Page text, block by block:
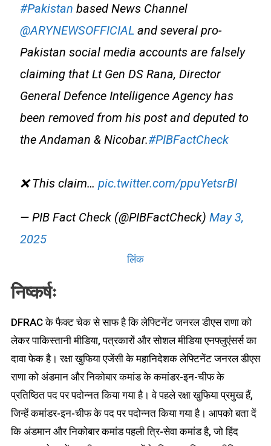
#Pakistan based News Channel
@ARYNEWSOFFICIAL and several pro-
Pakistan social media accounts are falsely
claiming that Lt Gen DS Rana, Director
General Defence Intelligence Agency has
been removed from his post and deputed to
the Andaman & Nicobar.#PIBFactCheck
❌ This claim… pic.twitter.com/ppuYetsrBI
— PIB Fact Check (@PIBFactCheck) May 3,
2025
लिंक
निष्कर्षः
DFRAC के फैक्ट चेक से साफ है कि लेफ्टिनेंट जनरल डीएस राणा को
लेकर पाकिस्तानी मीडिया, पत्रकारों और सोशल मीडिया एनफ्लुएंसर्स का
दावा फेक है। रक्षा खुफिया एजेंसी के महानिदेशक लेफ्टिनेंट जनरल डीएस
राणा को अंडमान और निकोबार कमांड के कमांडर-इन-चीफ के
प्रतिष्ठित पद पर पदोन्नत किया गया है। वे पहले रक्षा खुफिया प्रमुख हैं,
जिन्हें कमांडर-इन-चीफ के पद पर पदोन्नत किया गया है। आपको बता दें
कि अंडमान और निकोबार कमांड पहली त्रि-सेवा कमांड है, जो हिंद